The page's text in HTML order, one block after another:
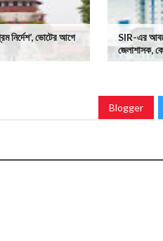
নির্দেশ’, ভোটের আগে
SIR-এর
জেলাশাসক,
Blogger